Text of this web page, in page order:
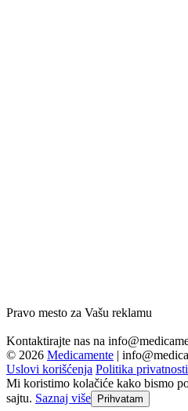
Pravo mesto za Vašu reklamu
Kontaktirajte nas na
© 2026 Medicamente |
Uslovi korišćenja Politika privatnosti
Mi koristimo kolačiće kako bismo
sajtu. Saznaj više Prihvatam